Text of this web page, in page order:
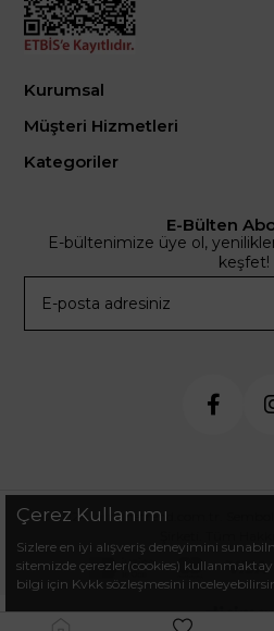
Kurumsal
Müşteri Hizmetleri
Kategoriler
E-Bülten
E-bültenimize üye ol,
keşfet!
© 2024 .arminetrend.com.tr. Sembol
Çerez Kullanımı
Sizlere en iyi alışveriş deneyimini
sitemizde çerezler(cookies)
bilgi için Kvkk sözleşmesini